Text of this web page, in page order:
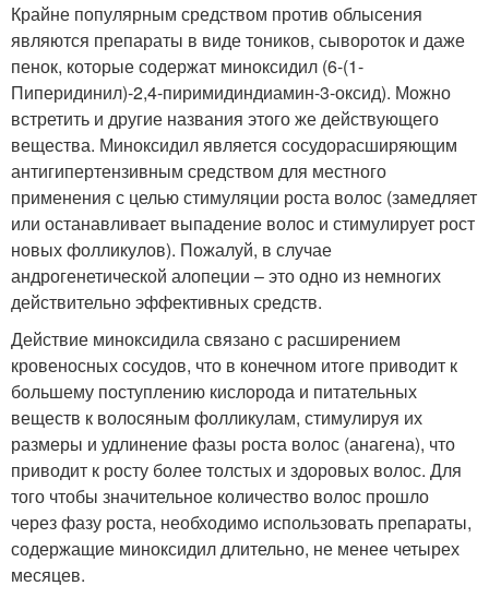
Крайне популярным средством против облысения
являются препараты в виде тоников, сывороток и даже
пенок, которые содержат миноксидил (6-(1-
Пиперидинил)-2,4-пиримидиндиамин-3-оксид). Можно
встретить и другие названия этого же действующего
вещества. Миноксидил является сосудорасширяющим
антигипертензивным средством для местного
применения с целью стимуляции роста волос (замедляет
или останавливает выпадение волос и стимулирует рост
новых фолликулов). Пожалуй, в случае
андрогенетической алопеции – это одно из немногих
действительно эффективных средств.
Действие миноксидила связано с расширением
кровеносных сосудов, что в конечном итоге приводит к
большему поступлению кислорода и питательных
веществ к волосяным фолликулам, стимулируя их
размеры и удлинение фазы роста волос (анагена), что
приводит к росту более толстых и здоровых волос. Для
того чтобы значительное количество волос прошло
через фазу роста, необходимо использовать препараты,
содержащие миноксидил длительно, не менее четырех
месяцев.